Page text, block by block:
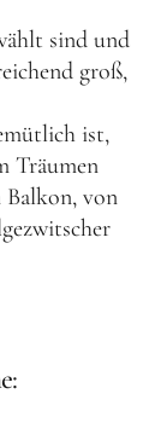
sind und
groß,
ist,
Träumen
von